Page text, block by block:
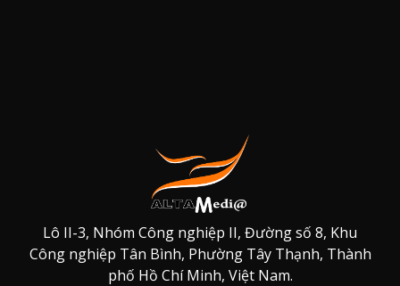
Lô II-3, Nhóm Công nghiệp II, Đường số 8, Khu
Công nghiệp Tân Bình, Phường Tây Thạnh, Thành
phố Hồ Chí Minh, Việt Nam.